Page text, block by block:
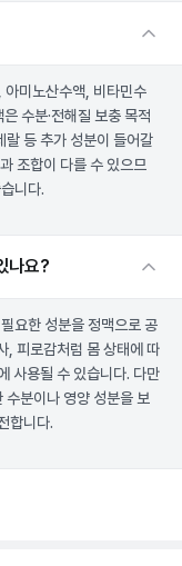
아미노산수액, 비타민수
수분·전해질 보충 목적
등 추가 성분이 들어갈
조합이 다를 수 있으므
니다.
나요?
요한 성분을 정맥으로 공
, 피로감처럼 몸 상태에 따
사용될 수 있습니다. 다만
분이나 영양 성분을 보
합니다.